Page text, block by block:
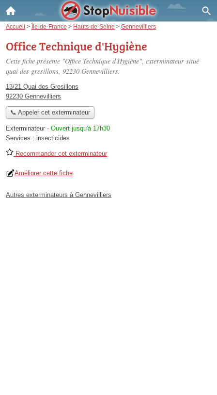
Accueil > Île-de-France > Hauts-de-Seine > Gennevilliers
Office Technique d'Hygiène
Cette fiche présente "Office Technique d'Hygiène", exterminateur situé
quai des gresillons, 92230 Gennevilliers.
13/21 Quai des Gresillons
92230 Gennevilliers
📞 Appeler cet exterminateur
Exterminateur - Ouvert jusqu'à 17h30
Services : insecticides
Recommander cet exterminateur
Améliorer cette fiche
Autres exterminateurs à Gennevilliers